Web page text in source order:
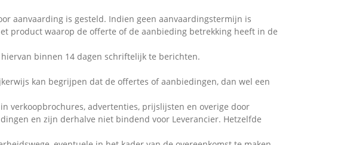
aanvaarding is gesteld. Indien geen aanvaardingstermijn is
product waarop de offerte of de aanbieding betrekking heeft in de
binnen 14 dagen schriftelijk te berichten.
kan begrijpen dat de offertes of aanbiedingen, dan wel een
verkoopbrochures, advertenties, prijslijsten en overige door
en zijn derhalve niet bindend voor Leverancier. Hetzelfde